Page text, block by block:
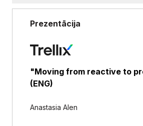
Prezentācija
"Moving from reactive to
(ENG)
Anastasia Alen